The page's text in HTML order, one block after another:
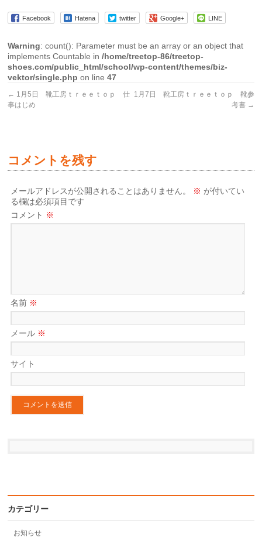
Facebook Hatena twitter Google+ LINE
Warning: count(): Parameter must be an array or an object that
implements Countable in/home/treetop-86/treetop-
shoes.com/public_html/school/wp-content/themes/biz-
vektor/single.php on line47
← 1月5日 靴工房ｔｒｅｅｔｏｐ 仕
事はじめ
1月7日 靴工房ｔｒｅｅｔｏｐ 靴参
考書 →
コメントを残す
メールアドレスが公開されることはありません。 ※ が付いてい
る欄は必須項目です
コメント ※
名前 ※
メール ※
サイト
カテゴリー
お知らせ